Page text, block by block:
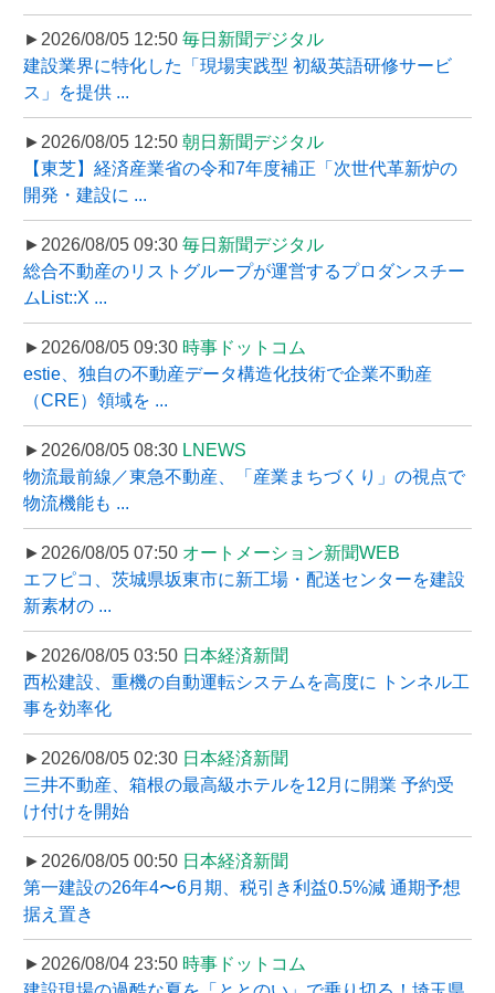
►2026/08/05 12:50 毎日新聞デジタル
建設業界に特化した「現場実践型 初級英語研修サービ
ス」を提供 ...
►2026/08/05 12:50 朝日新聞デジタル
【東芝】経済産業省の令和7年度補正「次世代革新炉の
開発・建設に ...
►2026/08/05 09:30 毎日新聞デジタル
総合不動産のリストグループが運営するプロダンスチー
ムList::X ...
►2026/08/05 09:30 時事ドットコム
estie、独自の不動産データ構造化技術で企業不動産
（CRE）領域を ...
►2026/08/05 08:30 LNEWS
物流最前線／東急不動産、「産業まちづくり」の視点で
物流機能も ...
►2026/08/05 07:50 オートメーション新聞WEB
エフピコ、茨城県坂東市に新工場・配送センターを建設
新素材の ...
►2026/08/05 03:50 日本経済新聞
西松建設、重機の自動運転システムを高度に トンネル工
事を効率化
►2026/08/05 02:30 日本経済新聞
三井不動産、箱根の最高級ホテルを12月に開業 予約受
け付けを開始
►2026/08/05 00:50 日本経済新聞
第一建設の26年4〜6月期、税引き利益0.5%減 通期予想
据え置き
►2026/08/04 23:50 時事ドットコム